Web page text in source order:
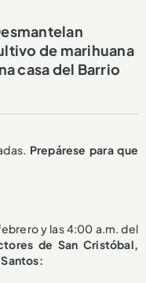
de marihuana
casa del Barrio
Prepárese para que
y las 4:00 a.m. del
de San Cristóbal,